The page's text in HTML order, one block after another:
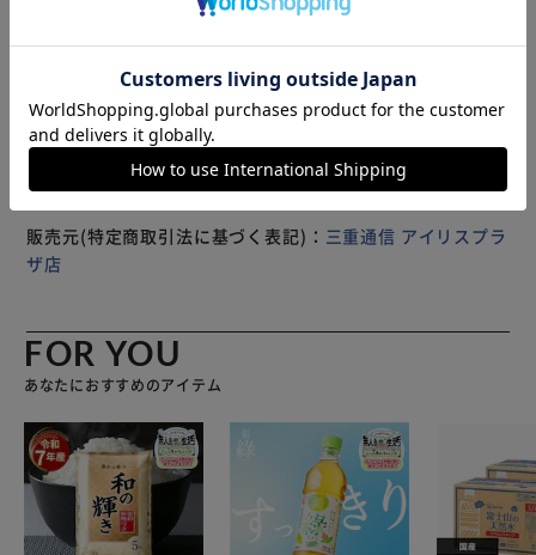
ベルトの長さは調節可能で幅広い家具に対応。 シンプルデ
ザインでインテリアになじみやすい。 テレビはもちろん、
キャビネットやキッチン棚にも使える。 商品仕様： 商品
名：テレビ転倒防止ベルト, 素材：ナイロン、合金, カラー：
黒色, 全長：約192.5cmまで調節可能（詳細は商品図参考）,
対応する家具の厚み（クランプ式の場合）：約0.5-5.5cm,
内容物：ベルト×1、取付用部品（クランプ×1、ネジ×6、
ボルト×4、アンカー×4） ※本製品は災害や事故等の損害
を補償するものではございません。使用時の事故や損害の責
任は負いかねます。 ※製品改良のため、仕様や外観が予告
多少異なる場合がございます。
もっと見る
※製品は予告なく仕様を変更する場合がございます。あらか
じめご了承ください。
販売元(特定商取引法に基づく表記)： 三重通信 アイリスプラ
ザ店
FOR YOU
あなたにおすすめのアイテム